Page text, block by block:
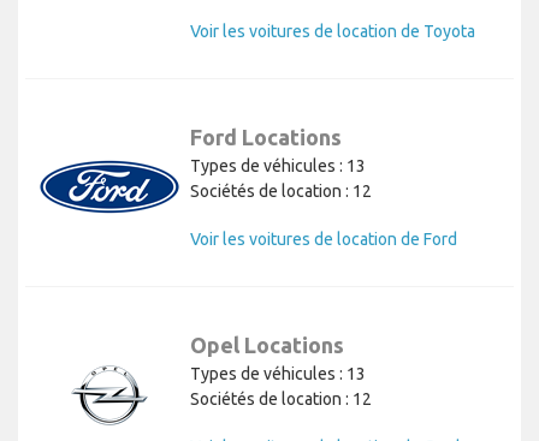
Voir les voitures de location de Toyota
Ford Locations
Types de véhicules : 13
Sociétés de location : 12
Voir les voitures de location de Ford
Opel Locations
Types de véhicules : 13
Sociétés de location : 12